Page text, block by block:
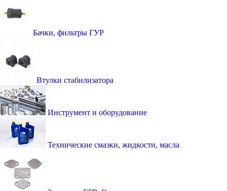
Бачки, фильтры ГУР
Втулки стабилизатора
Инструмент и оборудование
Технические смазки, жидкости, масла